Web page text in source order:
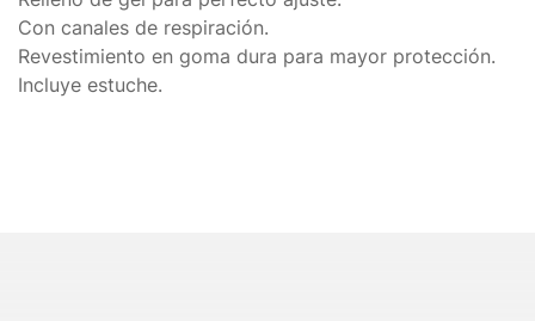
Con canales de respiración.
Revestimiento en goma dura para mayor protección.
Incluye estuche.